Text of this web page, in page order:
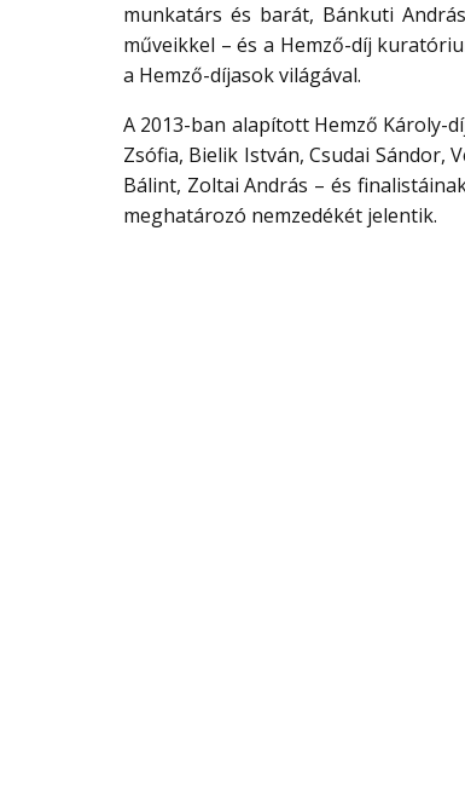
munkatárs és barát, Bánkuti
műveikkel – és a Hemző-díj
a Hemző-díjasok világával.
A 2013-ban alapított Hemző Károly-
Zsófia, Bielik István, Csudai Sándor,
Bálint, Zoltai András – és
meghatározó nemzedékét jelentik.